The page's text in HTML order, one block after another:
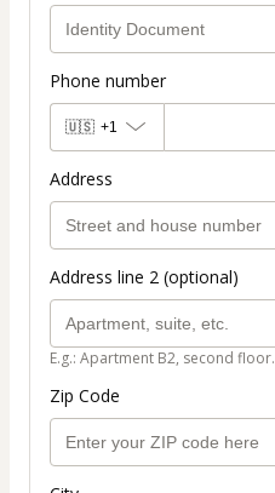
Phone number
🇺🇸 +1
Address
Address line 2 (optional)
E.g.: Apartment B2, second floor.
Zip Code